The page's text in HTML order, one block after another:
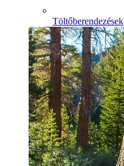
Töltőberendezések